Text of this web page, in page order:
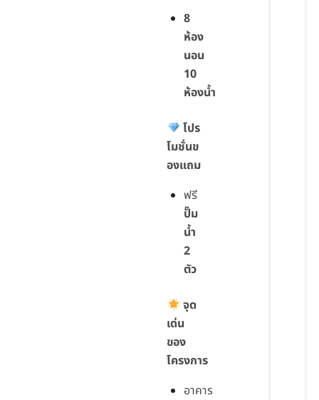
8
ห้อง
นอน
10
ห้องน้ำ
โปร
โมชั่นข
องแถม
ฟรี
ปั๊ม
น้ำ
2
ตัว
จุด
เด่น
ของ
โครงการ
อาคาร